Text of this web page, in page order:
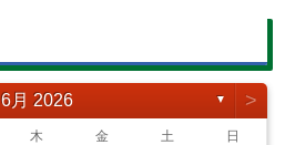
6月 2026 ▼ >
木 金 土 日